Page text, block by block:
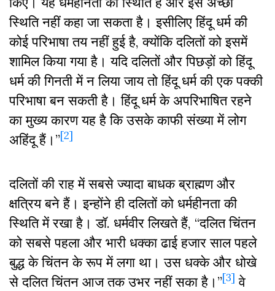
स्थिति नहीं कहा जा सकता है। इसीलिए हिंदू धर्म की
कोई परिभाषा तय नहीं हुई है, क्योंकि दलितों को इसमें
शामिल किया गया है। यदि दलितों और पिछड़ों को हिंदू
धर्म की गिनती में न लिया जाय तो हिंदू धर्म की एक पक्की
परिभाषा बन सकती है। हिंदू धर्म के अपरिभाषित रहने
का मुख्य कारण यह है कि उसके काफी संख्या में लोग
अहिंदू हैं।”[2]
दलितों की राह में सबसे ज्यादा बाधक ब्राह्मण और
क्षत्रिय बने हैं। इन्होंने ही दलितों को धर्महीनता की
स्थिति में रखा है। डॉ. धर्मवीर लिखते हैं, “दलित चिंतन
को सबसे पहला और भारी धक्का ढाई हजार साल पहले
बुद्ध के चिंतन के रूप में लगा था। उस धक्के और धोखे
से दलित चिंतन आज तक उभर नहीं सका है।”[3] वे